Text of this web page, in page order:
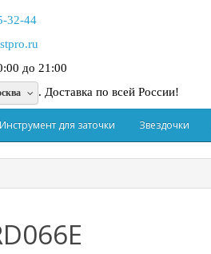
32-44
до 21:00
. Доставка по всей России!
Инструмент для заточки Звездочки